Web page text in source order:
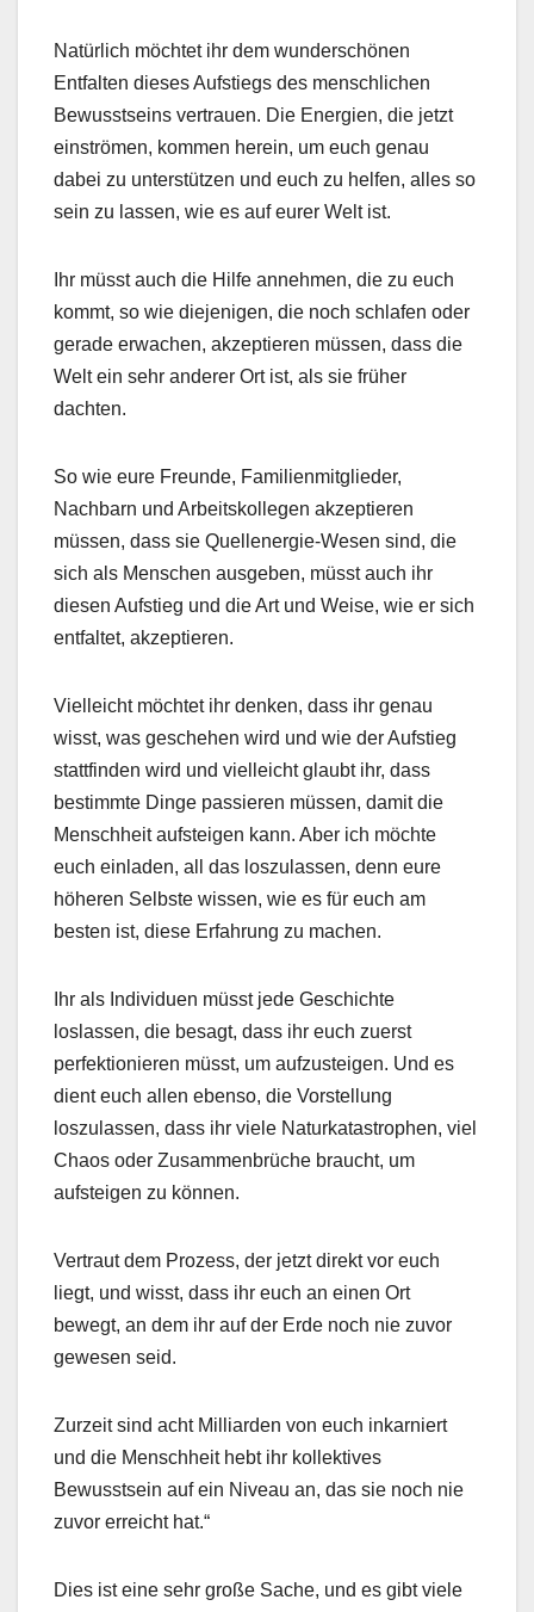
Natürlich möchtet ihr dem wunderschönen
Entfalten dieses Aufstiegs des menschlichen
Bewusstseins vertrauen. Die Energien, die jetzt
einströmen, kommen herein, um euch genau
dabei zu unterstützen und euch zu helfen, alles so
sein zu lassen, wie es auf eurer Welt ist.
Ihr müsst auch die Hilfe annehmen, die zu euch
kommt, so wie diejenigen, die noch schlafen oder
gerade erwachen, akzeptieren müssen, dass die
Welt ein sehr anderer Ort ist, als sie früher
dachten.
So wie eure Freunde, Familienmitglieder,
Nachbarn und Arbeitskollegen akzeptieren
müssen, dass sie Quellenergie-Wesen sind, die
sich als Menschen ausgeben, müsst auch ihr
diesen Aufstieg und die Art und Weise, wie er sich
entfaltet, akzeptieren.
Vielleicht möchtet ihr denken, dass ihr genau
wisst, was geschehen wird und wie der Aufstieg
stattfinden wird und vielleicht glaubt ihr, dass
bestimmte Dinge passieren müssen, damit die
Menschheit aufsteigen kann. Aber ich möchte
euch einladen, all das loszulassen, denn eure
höheren Selbste wissen, wie es für euch am
besten ist, diese Erfahrung zu machen.
Ihr als Individuen müsst jede Geschichte
loslassen, die besagt, dass ihr euch zuerst
perfektionieren müsst, um aufzusteigen. Und es
dient euch allen ebenso, die Vorstellung
loszulassen, dass ihr viele Naturkatastrophen, viel
Chaos oder Zusammenbrüche braucht, um
aufsteigen zu können.
Vertraut dem Prozess, der jetzt direkt vor euch
liegt, und wisst, dass ihr euch an einen Ort
bewegt, an dem ihr auf der Erde noch nie zuvor
gewesen seid.
Zurzeit sind acht Milliarden von euch inkarniert
und die Menschheit hebt ihr kollektives
Bewusstsein auf ein Niveau an, das sie noch nie
zuvor erreicht hat.“
Dies ist eine sehr große Sache, und es gibt viele